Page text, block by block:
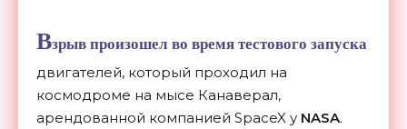
Взрыв произошел во время тестового запуска
двигателей, который проходил на
космодроме на мысе Канаверал,
арендованной компанией SpaceX у NASA.